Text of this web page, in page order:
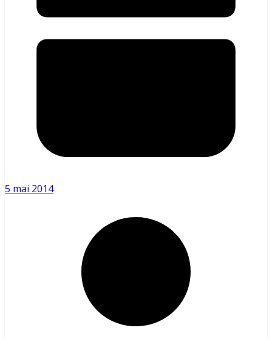
5 mai 2014